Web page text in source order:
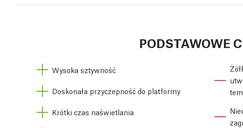
PODSTAWOWE
Wysoka sztywność
Doskonała przyczepność do platformy
Krótki czas naświetlania